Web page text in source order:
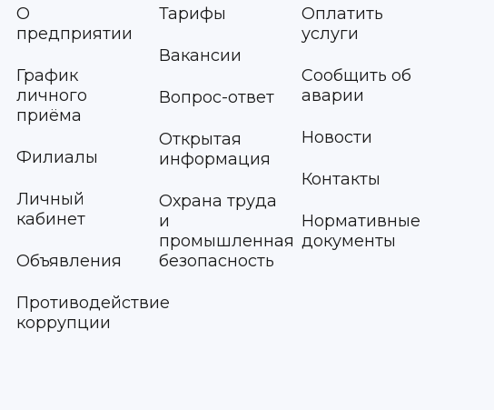
О
предприятии
График
личного
приёма
Филиалы
Личный
кабинет
Объявления
Противодействие
коррупции
Тарифы
Вакансии
Вопрос-ответ
Открытая
информация
Охрана труда
и
промышленная
безопасность
Оплатить
услуги
Сообщить об
аварии
Новости
Контакты
Нормативные
документы